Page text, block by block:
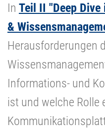
In Teil II "Deep
&
Herausforderungen
Informations- und
ist und welche Rolle